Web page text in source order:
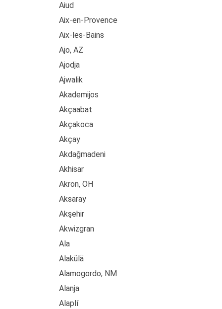
Aiud
Aix-en-Provence
Aix-les-Bains
Ajo, AZ
Ajodja
Ajwalik
Akademijos
Akçaabat
Akçakoca
Akçay
Akdağmadeni
Akhisar
Akron, OH
Aksaray
Akşehir
Akwizgran
Ala
Alakülä
Alamogordo, NM
Alanja
Alaplí